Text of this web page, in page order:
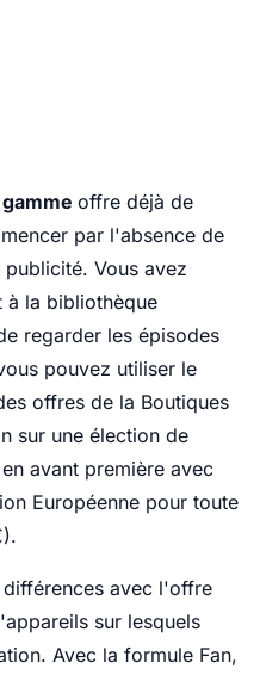
offre déjà de
par l'absence de
Vous avez
à la bibliothèque
regarder les épisodes
pouvez utiliser le
offres de la Boutiques
sur une élection de
avant première avec
Européenne pour toute
avec l'offre
sur lesquels
Avec la formule Fan,